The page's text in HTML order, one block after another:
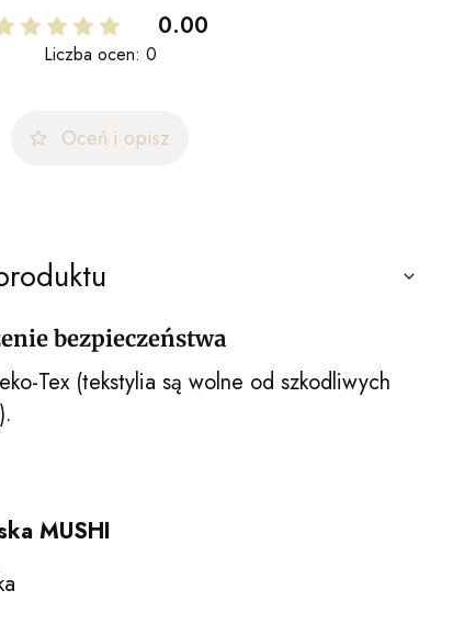
0.00
Liczba ocen: 0
Oceń i opisz
bezpieczeństwa
Tex (tekstylia są wolne od szkodliwych
MUSHI